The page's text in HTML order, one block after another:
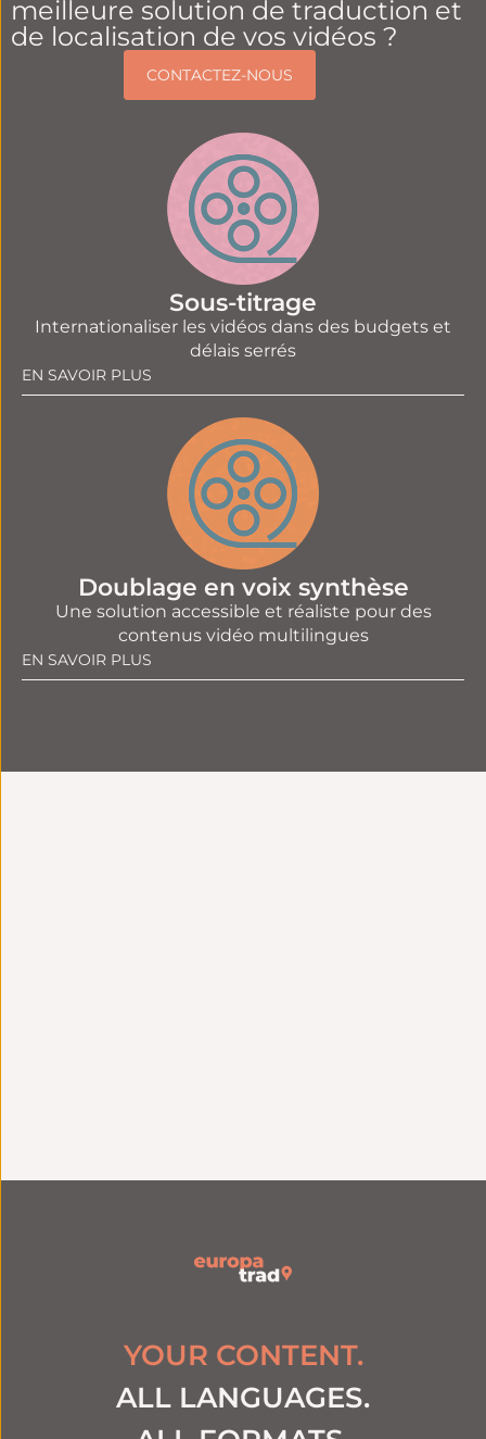
meilleure solution de traduction et
de localisation de vos vidéos ?
CONTACTEZ-NOUS
Sous-titrage
Internationaliser les vidéos dans des budgets et
délais serrés
EN SAVOIR PLUS
Doublage en voix synthèse
Une solution accessible et réaliste pour des
contenus vidéo multilingues
EN SAVOIR PLUS
YOUR CONTENT.
ALL LANGUAGES.